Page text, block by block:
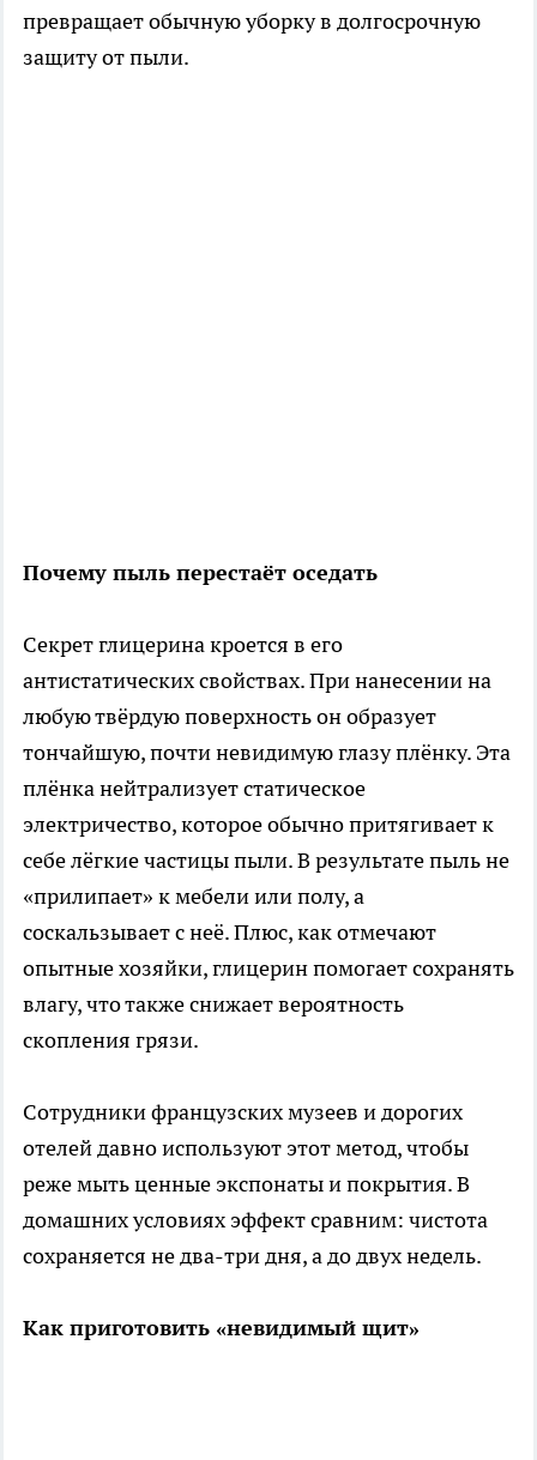
превращает обычную уборку в долгосрочную
защиту от пыли.
Почему пыль перестаёт оседать
Секрет глицерина кроется в его
антистатических свойствах. При нанесении на
любую твёрдую поверхность он образует
тончайшую, почти невидимую глазу плёнку. Эта
плёнка нейтрализует статическое
электричество, которое обычно притягивает к
себе лёгкие частицы пыли. В результате пыль не
«прилипает» к мебели или полу, а
соскальзывает с неё. Плюс, как отмечают
опытные хозяйки, глицерин помогает сохранять
влагу, что также снижает вероятность
скопления грязи.
Сотрудники французских музеев и дорогих
отелей давно используют этот метод, чтобы
реже мыть ценные экспонаты и покрытия. В
домашних условиях эффект сравним: чистота
сохраняется не два-три дня, а до двух недель.
Как приготовить «невидимый щит»